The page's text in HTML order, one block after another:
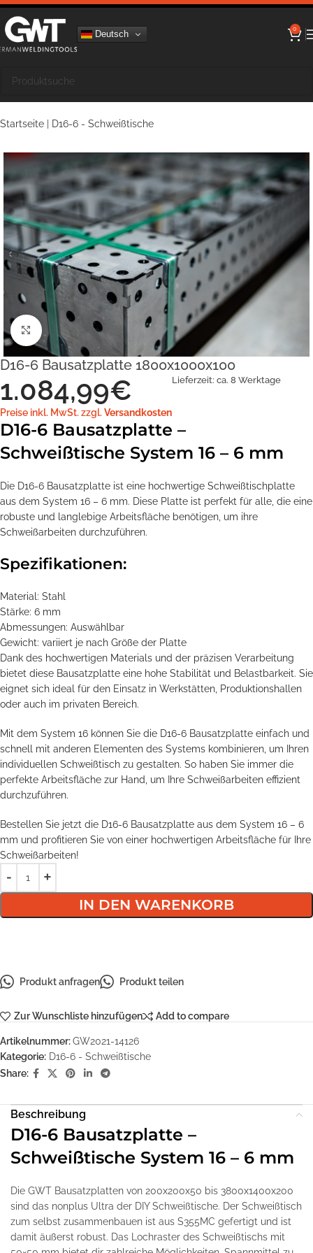
Deutsch 0
Startseite D16-6 - Schweißtische
Klick zum Vergrößern
D16-6 Bausatzplatte 1800x1000x100
1.084,99€
Preise inkl. MwSt. zzgl. Versandkosten
Lieferzeit: ca. 8 Werktage
D16-6 Bausatzplatte –
Schweißtische System 16 – 6 mm
Die D16-6 Bausatzplatte ist eine hochwertige Schweißtischplatte
aus dem System 16 – 6 mm. Diese Platte ist perfekt für alle, die eine
robuste und langlebige Arbeitsfläche benötigen, um ihre
Schweißarbeiten durchzuführen.
Spezifikationen:
Material: Stahl
Stärke: 6 mm
Abmessungen: Auswählbar
Gewicht: variiert je nach Größe der Platte
Dank des hochwertigen Materials und der präzisen Verarbeitung
bietet diese Bausatzplatte eine hohe Stabilität und Belastbarkeit. Sie
eignet sich ideal für den Einsatz in Werkstätten, Produktionshallen
oder auch im privaten Bereich.
Mit dem System 16 können Sie die D16-6 Bausatzplatte einfach und
schnell mit anderen Elementen des Systems kombinieren, um Ihren
individuellen Schweißtisch zu gestalten. So haben Sie immer die
perfekte Arbeitsfläche zur Hand, um Ihre Schweißarbeiten effizient
durchzuführen.
Bestellen Sie jetzt die D16-6 Bausatzplatte aus dem System 16 – 6
mm und profitieren Sie von einer hochwertigen Arbeitsfläche für Ihre
Schweißarbeiten!
IN DEN WARENKORB
Produkt anfragen Produkt teilen
Zur Wunschliste hinzufügen Add to compare
Artikelnummer:GW2021-14126
Kategorie: D16-6 - Schweißtische
Share:
Beschreibung
D16-6 Bausatzplatte –
Schweißtische System 16 – 6 mm
Die GWT Bausatzplatten von 200x200x50 bis 3800x1400x200
sind das nonplus Ultra der DIY Schweißtische. Der Schweißtisch
zum selbst zusammenbauen ist aus S355MC gefertigt und ist
damit äußerst robust. Das Lochraster des Schweißtischs mit